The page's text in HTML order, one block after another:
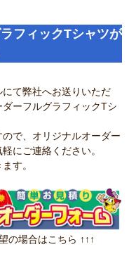
フィックTシャツが
て弊社へお送りいただ
ーフルグラフィックTシ
で、オリジナルオーダー
にご連絡ください。
す。
の場合はこちら ↑↑↑